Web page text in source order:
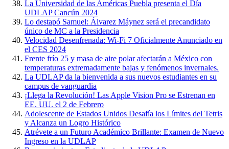
La Universidad de las Américas Puebla presenta el Día
UDLAP Cancún 2024
Lo destapó Samuel: Álvarez Máynez será el precandidato
único de MC a la Presidencia
Velocidad Desenfrenada: Wi-Fi 7 Oficialmente Anunciado en
el CES 2024
Frente frío 25 y masa de aire polar afectarán a México con
temperaturas extremadamente bajas y fenómenos invernales.
La UDLAP da la bienvenida a sus nuevos estudiantes en su
campus de vanguardia
¡Llega la Revolución! Las Apple Vision Pro se Estrenan en
EE. UU. el 2 de Febrero
Adolescente de Estados Unidos Desafía los Límites del Tetris
y Alcanza un Logro Histórico
Atrévete a un Futuro Académico Brillante: Examen de Nuevo
Ingreso en la UDLAP